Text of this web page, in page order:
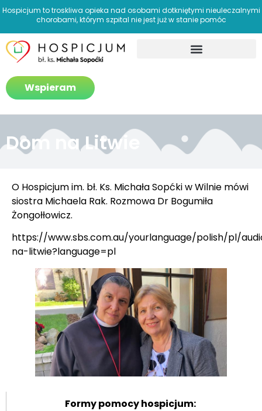
Hospicjum to troskliwa opieka nad osobami dotkniętymi nieuleczalnymi
chorobami, którym szpital nie jest już w stanie pomóc
Wspieram
Dom na Litwie
O Hospicjum im. bł. Ks. Michała Sopćki w Wilnie mówi
siostra Michaela Rak. Rozmowa Dr Bogumiła
Żongołłowicz.
https://www.sbs.com.au/yourlanguage/polish/pl/
na-litwie?language=pl
Formy pomocy hospicjum: